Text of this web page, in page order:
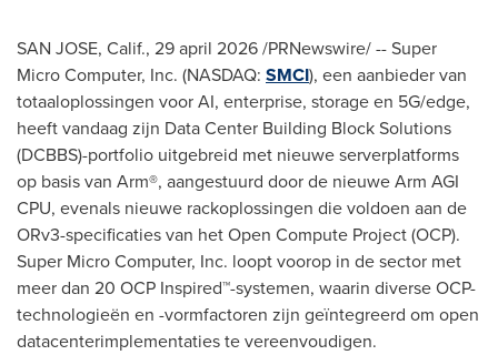
SAN JOSE, Calif., 29 april 2026/PRNewswire/ -- Super
Micro Computer, Inc. (NASDAQ: SMCI), een aanbieder van
totaaloplossingen voor AI, enterprise, storage en 5G/edge,
heeft vandaag zijn Data Center Building Block Solutions
(DCBBS)-portfolio uitgebreid met nieuwe serverplatforms
op basis van Arm®, aangestuurd door de nieuwe Arm AGI
CPU, evenals nieuwe rackoplossingen die voldoen aan de
ORv3-specificaties van het Open Compute Project (OCP).
Super Micro Computer, Inc. loopt voorop in de sector met
meer dan 20 OCP Inspired™-systemen, waarin diverse OCP-
technologieën en -vormfactoren zijn geïntegreerd om open
datacenterimplementaties te vereenvoudigen.